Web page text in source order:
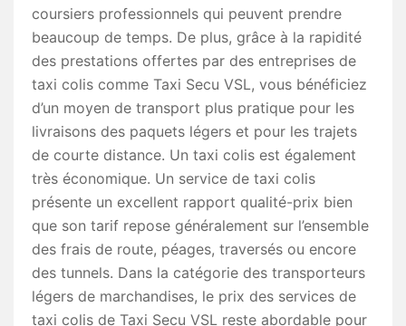
coursiers professionnels qui peuvent prendre
beaucoup de temps. De plus, grâce à la rapidité
des prestations offertes par des entreprises de
taxi colis comme Taxi Secu VSL, vous bénéficiez
d’un moyen de transport plus pratique pour les
livraisons des paquets légers et pour les trajets
de courte distance. Un taxi colis est également
très économique. Un service de taxi colis
présente un excellent rapport qualité-prix bien
que son tarif repose généralement sur l’ensemble
des frais de route, péages, traversés ou encore
des tunnels. Dans la catégorie des transporteurs
légers de marchandises, le prix des services de
taxi colis de Taxi Secu VSL reste abordable pour